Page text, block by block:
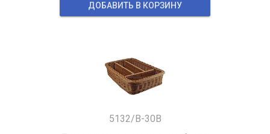
ДОБАВИТЬ В КОРЗИНУ
5132/B-30B